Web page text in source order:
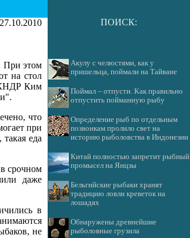
27.10.2010
При этом
на стол
КНДР Ким
что
при
еда
срочном
даже
в
не
ПОИСК:
Акулу с челюстями, как у
пришельца, поймали на Тайване
Поймал – отпусти. Как правильно
отпустить пойманную рыбу
Определение рыб по отдельным
позвонкам пролило свет на
историю рыболовства в Индонезии
Китай полностью запретит рыбный
промысел на Янцзы
Бельгийские рыбаки хранят
традицию ловли креветок на
лошадях
Обнаружены древнейшие
рыболовные грузила